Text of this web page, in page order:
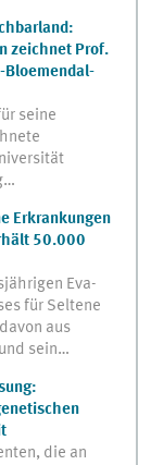
zeichnet Prof.
Bloemendal-
seine
Erkrankungen
50.000
Eva-
für Seltene
aus
sein…
die an